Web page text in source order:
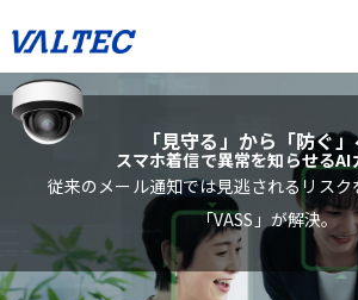
「見守る」から「防ぐ」
スマホ着信で異常を知らせるAI
従来のメール通知では見逃されるリスク
「VASS」が解決。